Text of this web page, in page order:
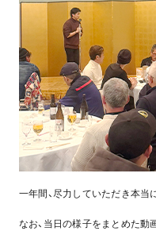
一年間、尽力していただき本当
なお、当日の様子をまとめた動